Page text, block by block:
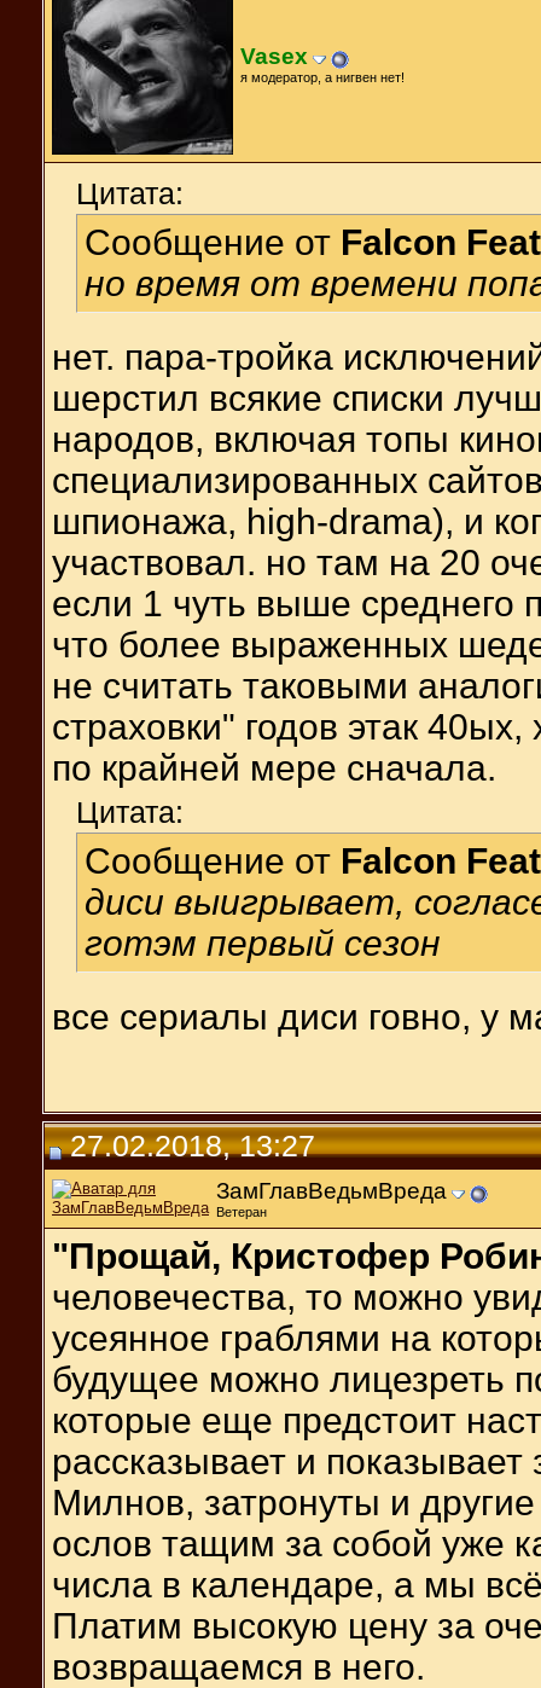
Vasex
я модератор, а нигвен нет!
Цитата:
Сообщение от Falcon
но время от времени
нет. пара-тройка
шерстил всякие списки
народов, включая топы
специализированных
шпионажа, high-drama), и
участвовал. но там на 20
если 1 чуть выше среднего
что более выраженных
не считать таковыми
страховки" годов этак
по крайней мере сначала.
Цитата:
Сообщение от Falcon
диси выигрывает,
готэм первый сезон
все сериалы диси говно, у
27.02.2018, 13:27
ЗамГлавВедьмВреда
Ветеран
"Прощай, Кристофер
человечества, то можно
усеянное граблями на
будущее можно лицезреть
которые еще предстоит
рассказывает и
Милнов, затронуты и
ослов тащим за собой уже
числа в календаре, а мы
Платим высокую цену за
возвращаемся в него.